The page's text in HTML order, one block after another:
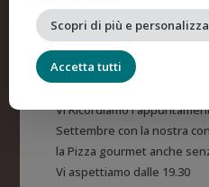
La Merenda Sinoira e la
Ago 31, 2023
Vi Ricordiamo
Settembre con la nostra
la Pizza gourmet anche
Vi aspettiamo dalle 19.30
Scopri di più e personalizza
Accetta tutti